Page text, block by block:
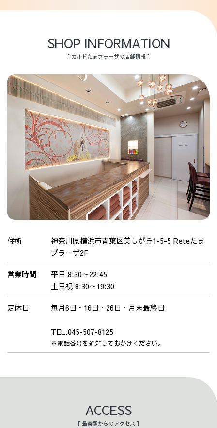
SHOP INFORMATION
［ カルドたまプラーザの店舗情報 ］
住所
神奈川県横浜市青葉区美しが丘1-5-5 Reteたま
プラーザ2F
営業時間
平日 8:30～22:45
土日祝 8:30～19:30
定休日 毎月6日・16日・26日・月末最終日
TEL.045-507-8125
※電話番号を通知しておかけください。
ACCESS
［ 最寄駅からのアクセス ］